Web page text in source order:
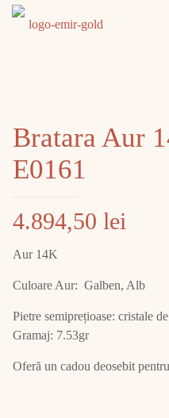
Bratara Aur
E0161
4.894,50 lei
Aur 14K
Culoare Aur: Galben, Alb
Pietre semiprețioase: cristale
Gramaj: 7.53gr
Oferă un cadou deosebit